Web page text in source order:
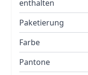
enthalten
Paketierung
Farbe
Pantone